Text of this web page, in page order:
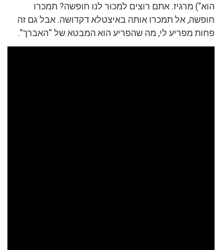
הוא”) מרגיז. אתם רוצים למכור לנו חופשה? תמכרו
חופשה, אל תמכרו אותה באיצטלא דקדושה. אבל גם זה
פחות מפריע לי, מה שהפריע הוא המבטא של “האברך”.